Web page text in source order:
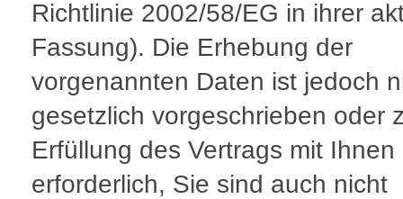
Richtlinie 2002/58/EG in ihrer
Fassung). Die Erhebung der
vorgenannten Daten ist jedoch
gesetzlich vorgeschrieben oder
Erfüllung des Vertrags mit Ihnen
erforderlich, Sie sind auch nicht